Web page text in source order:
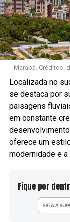
Marabá. Créditos:
Localizada no
se destaca por
paisagens
em constante
oferece um
modernidade e a
Fique por